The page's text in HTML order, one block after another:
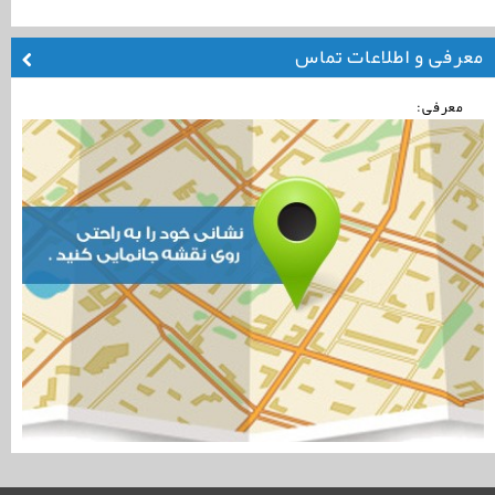
معرفی و اطلاعات تماس
معرفی: